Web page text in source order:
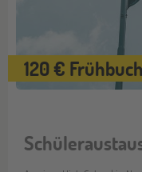
120 €